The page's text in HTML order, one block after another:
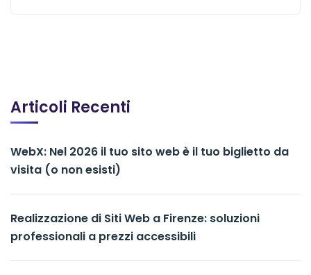
Articoli Recenti
WebX: Nel 2026 il tuo sito web è il tuo biglietto da
visita (o non esisti)
Realizzazione di Siti Web a Firenze: soluzioni
professionali a prezzi accessibili